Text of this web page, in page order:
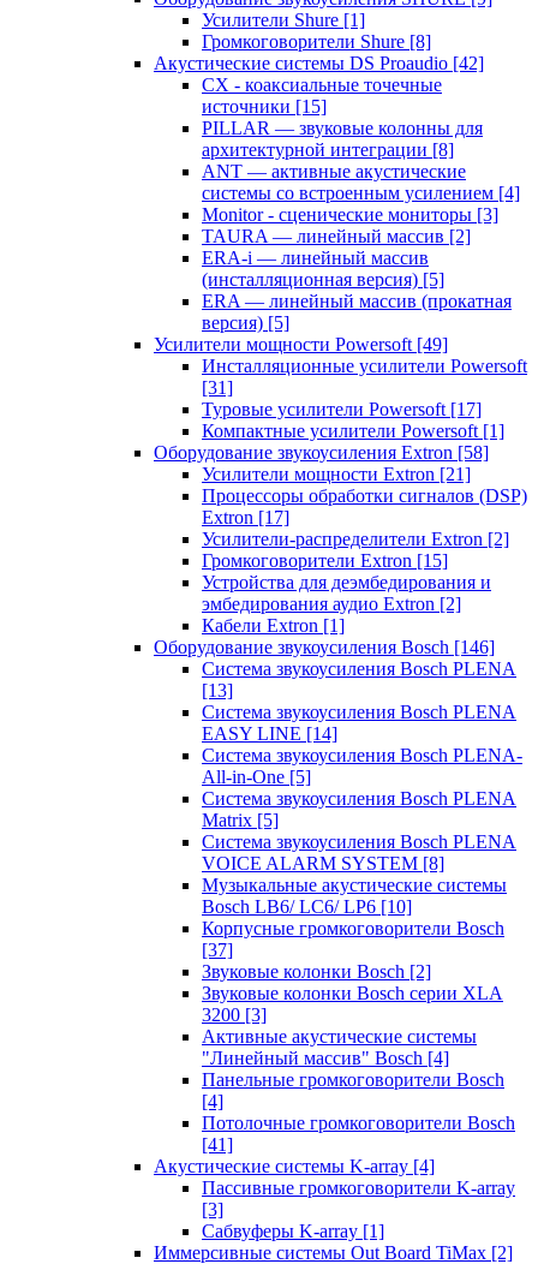
Усилители Shure [1]
Громкоговорители Shure [8]
Акустические системы DS Proaudio [42]
CX - коаксиальные точечные
источники [15]
PILLAR — звуковые колонны для
архитектурной интеграции [8]
ANT — активные акустические
системы со встроенным усилением [4]
Monitor - сценические мониторы [3]
TAURA — линейный массив [2]
ERA-i — линейный массив
(инсталляционная версия) [5]
ERA — линейный массив (прокатная
версия) [5]
Усилители мощности Powersoft [49]
Инсталляционные усилители Powersoft
[31]
Туровые усилители Powersoft [17]
Компактные усилители Powersoft [1]
Оборудование звукоусиления Extron [58]
Усилители мощности Extron [21]
Процессоры обработки сигналов (DSP)
Extron [17]
Усилители-распределители Extron [2]
Громкоговорители Extron [15]
Устройства для деэмбедирования и
эмбедирования аудио Extron [2]
Кабели Extron [1]
Оборудование звукоусиления Bosch [146]
Система звукоусиления Bosch PLENA
[13]
Система звукоусиления Bosch PLENA
EASY LINE [14]
Система звукоусиления Bosch PLENA-
All-in-One [5]
Система звукоусиления Bosch PLENA
Matrix [5]
Система звукоусиления Bosch PLENA
VOICE ALARM SYSTEM [8]
Музыкальные акустические системы
Bosch LB6/ LC6/ LP6 [10]
Корпусные громкоговорители Bosch
[37]
Звуковые колонки Bosch [2]
Звуковые колонки Bosch серии XLA
3200 [3]
Активные акустические системы
"Линейный массив" Bosch [4]
Панельные громкоговорители Bosch
[4]
Потолочные громкоговорители Bosch
[41]
Акустические системы K-array [4]
Пассивные громкоговорители K-array
[3]
Сабвуферы K-array [1]
Иммерсивные системы Out Board TiMax [2]